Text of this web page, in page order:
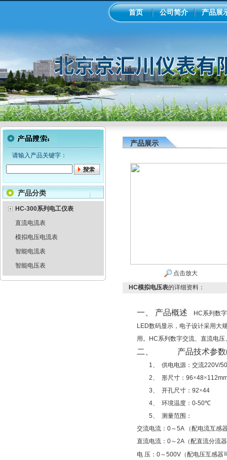
首页 公司简介 产品展
请输入产品关键字：
产品分类
HC-300系列电工仪表
直流电流表
模拟电压电流表
智能电流表
智能电压表
产品展示
点击放大
HC模拟电压表的详细资料：
一、 产品概述 HC系列数
LED数码显示，电子设计采用大
用。
HC系列数字交流、直流电
二、 产品技术参数
1、 供电电源：交流220V/
2、 形尺寸： 96×48×
3、 开孔尺寸： 92×44
4、 环境温度： 0-50℃
5、 测量范围：
交流电流： 0～5A （配电流互感
直流电流： 0～2A（配直流分流
电 压： 0～500V（配电压互感器